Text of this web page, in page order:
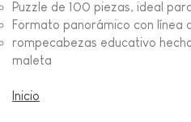
Puzzle de 100 piezas, ideal
Formato panorámico con línea
rompecabezas educativo
maleta
Inicio